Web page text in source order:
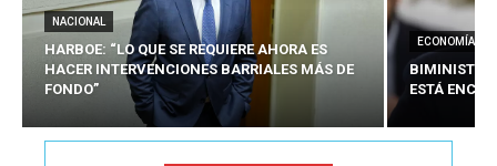
NACIONAL
HARBOE: “LO QUE SE REQUIERE AHORA ES
HACER INTERVENCIONES BARRIALES MÁS DE
FONDO”
ECONOMÍA
BIMINISTRO
ESTÁ